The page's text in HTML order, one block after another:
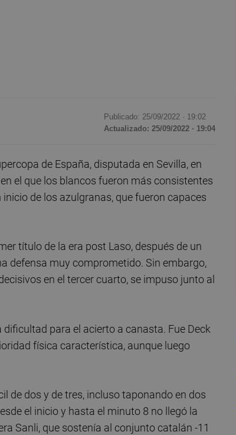
Publicado: 25/09/2022 · 19:02
Actualizado: 25/09/2022 · 19:04
de España, disputada en Sevilla, en
el que los blancos fueron más consistentes
de los azulgranas, que fueron capaces
título de la era post Laso, después de un
defensa muy comprometido. Sin embargo,
en el tercer cuarto, se impuso junto al
para el acierto a canasta. Fue Deck
física característica, aunque luego
de dos y de tres, incluso taponando en dos
el inicio y hasta el minuto 8 no llegó la
Sanli, que sostenía al conjunto catalán -11